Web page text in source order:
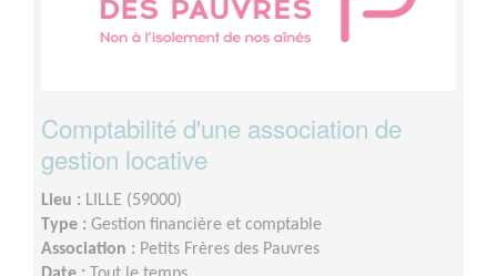
Comptabilité d'une association de
gestion locative
Lieu : LILLE (59000)
Type : Gestion financière et comptable
Association : Petits Frères des Pauvres